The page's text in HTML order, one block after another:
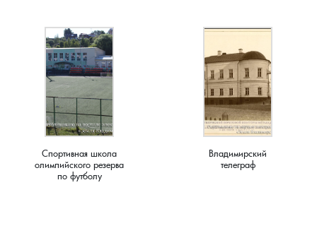
Спортивная школа
олимпийского резерва
по футболу
Владимирский
телеграф